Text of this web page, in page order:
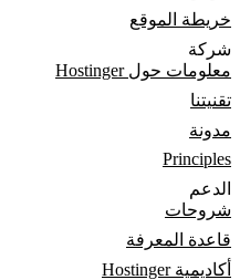
خريطة الموقع
شركة
معلومات حول Hostinger
تقنيتنا
مدونة
Principles
الدعم
شروحات
قاعدة المعرفة
أكاديمية Hostinger